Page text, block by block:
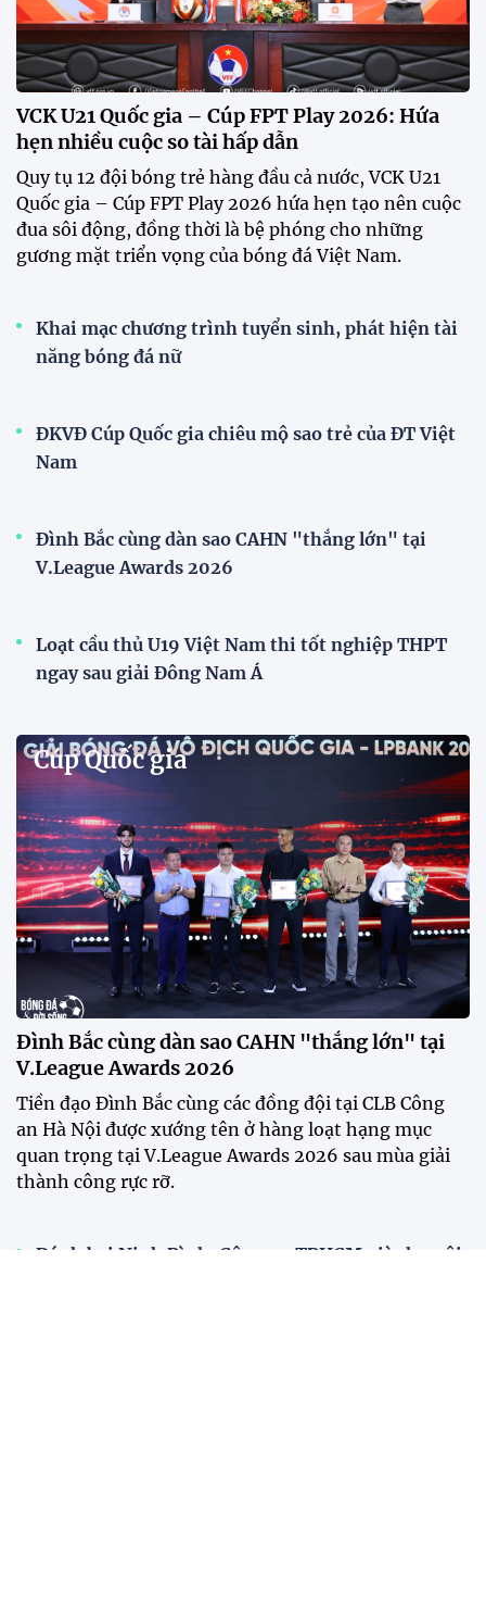
VCK U21 Quốc gia – Cúp FPT Play 2026: Hứa
hẹn nhiều cuộc so tài hấp dẫn
Quy tụ 12 đội bóng trẻ hàng đầu cả nước, VCK U21
Quốc gia – Cúp FPT Play 2026 hứa hẹn tạo nên cuộc
đua sôi động, đồng thời là bệ phóng cho những
gương mặt triển vọng của bóng đá Việt Nam.
Khai mạc chương trình tuyển sinh, phát hiện tài
năng bóng đá nữ
ĐKVĐ Cúp Quốc gia chiêu mộ sao trẻ của ĐT Việt
Nam
Đình Bắc cùng dàn sao CAHN "thắng lớn" tại
V.League Awards 2026
Loạt cầu thủ U19 Việt Nam thi tốt nghiệp THPT
ngay sau giải Đông Nam Á
Cúp Quốc gia
Đình Bắc cùng dàn sao CAHN "thắng lớn" tại
V.League Awards 2026
Tiền đạo Đình Bắc cùng các đồng đội tại CLB Công
an Hà Nội được xướng tên ở hàng loạt hạng mục
quan trọng tại V.League Awards 2026 sau mùa giải
thành công rực rỡ.
Đánh bại Ninh Bình, Công an TPHCM giành ngôi